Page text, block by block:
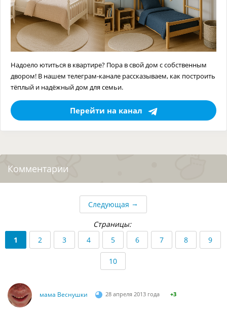
Надоело ютиться в квартире? Пора в свой дом с собственным
двором! В нашем телеграм-канале рассказываем, как построить
тёплый и надёжный дом для семьи.
Перейти на канал
Комментарии
Следующая →
Страницы:
1
2 3 4 5 6 7 8 9
10
мама Веснушки 28 апреля 2013 года +3